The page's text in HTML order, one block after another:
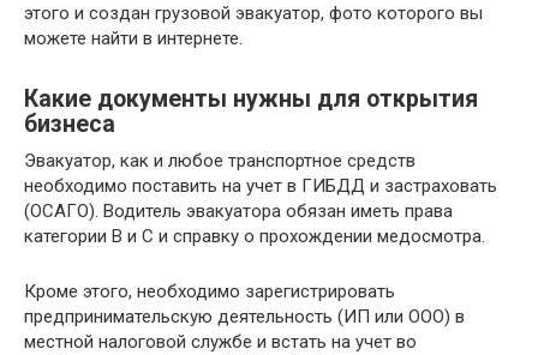
этого и создан грузовой эвакуатор, фото которого вы
можете найти в интернете.
Какие документы нужны для открытия
бизнеса
Эвакуатор, как и любое транспортное средств
необходимо поставить на учет в ГИБДД и застраховать
(ОСАГО). Водитель эвакуатора обязан иметь права
категории В и С и справку о прохождении медосмотра.
Кроме этого, необходимо зарегистрировать
предпринимательскую деятельность (ИП или ООО) в
местной налоговой службе и встать на учет во